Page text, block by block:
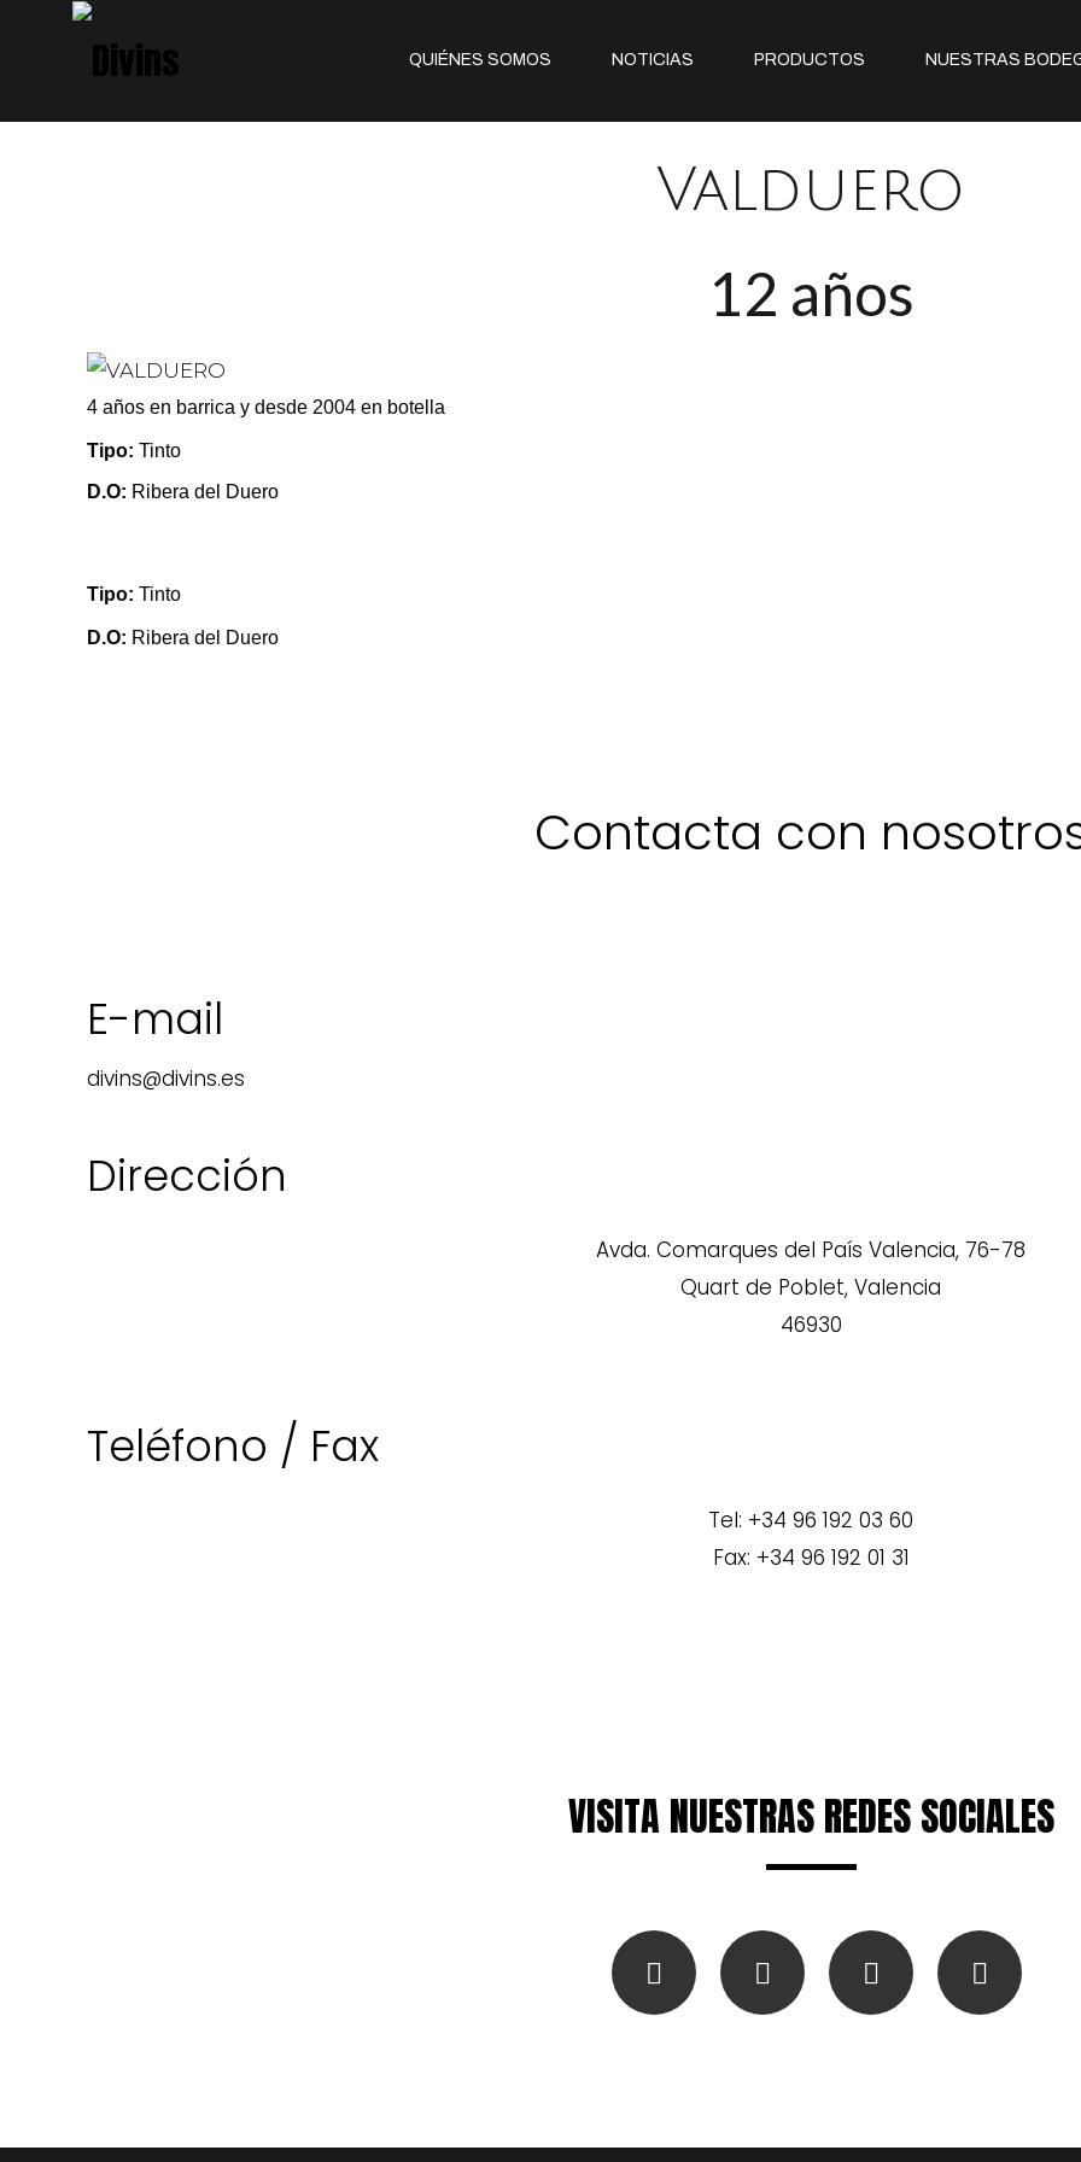
QUIÉNES SOMOS NOTICIAS PRODUCTOS NUESTRAS
Valduero
12 años
4 años en barrica y desde 2004 en botella
Tipo: Tinto
D.O: Ribera del Duero
Tipo: Tinto
D.O: Ribera del Duero
Contacta con
E-mail
divins@divins.es
Dirección
Avda. Comarques del País Valencia, 76-78
Quart de Poblet, Valencia
46930
Teléfono / Fax
Tel: +34 96 192 03 60
Fax: +34 96 192 01 31
VISITA NUESTRAS REDES SOCIALES